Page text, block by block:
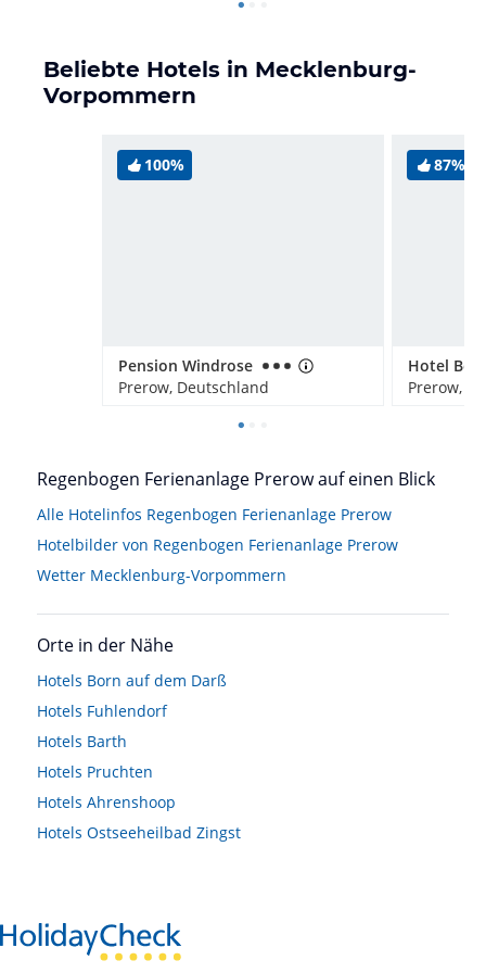
Beliebte Hotels in Mecklenburg-
Vorpommern
100%
Pension Windrose
Prerow, Deutschland
87%
Prerow,
Regenbogen Ferienanlage Prerow auf einen Blick
Alle Hotelinfos Regenbogen Ferienanlage Prerow
Hotelbilder von Regenbogen Ferienanlage Prerow
Wetter Mecklenburg-Vorpommern
Orte in der Nähe
Hotels Born auf dem Darß
Hotels Fuhlendorf
Hotels Barth
Hotels Pruchten
Hotels Ahrenshoop
Hotels Ostseeheilbad Zingst